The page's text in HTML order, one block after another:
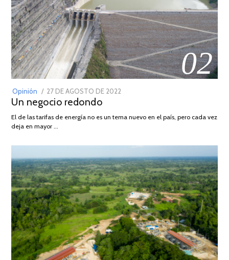
02
Opinión
POSTED
ON
27 DE AGOSTO DE 2022
DE
Un negocio redondo
El de las tarifas de energía no es un tema nuevo en el país, pero cada vez
deja en mayor …